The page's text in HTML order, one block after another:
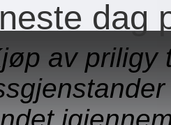
neste dag
av priligy